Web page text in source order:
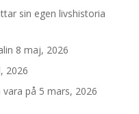
sin egen livshistoria
8 maj, 2026
2026
på 5 mars, 2026